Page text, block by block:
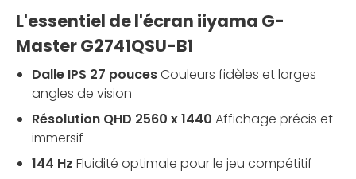
L'essentiel de l'écran iiyama G-
Master G2741QSU-B1
Dalle IPS 27 poucesCouleurs fidèles et larges
angles de vision
Résolution QHD 2560 x 1440 Affichage précis et
immersif
144 Hz Fluidité optimale pour le jeu compétitif